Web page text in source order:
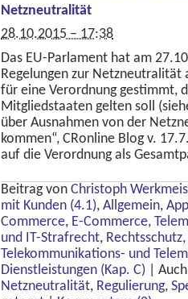
Netzneutralität
28.10.2015 – 17:38
Das EU-Parlament hat am
Regelungen zur
für eine Verordnung gestimmt,
Mitgliedstaaten gelten soll
über Ausnahmen von der
kommen“, CRonline Blog v.
auf die Verordnung als
Beitrag von Christoph
mit Kunden (4.1), Allgemein,
Commerce, E-Commerce,
und IT-Strafrecht,
Telekommunikations- und
Dienstleistungen (Kap. C)
Netzneutralität, Regulierung,